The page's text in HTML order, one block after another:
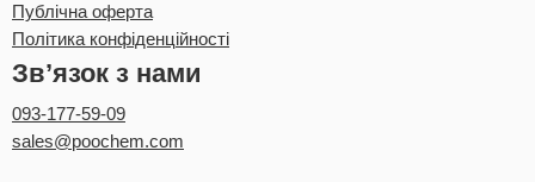
Публічна оферта
Політика конфіденційності
Зв’язок з нами
093-177-59-09
sales@poochem.com